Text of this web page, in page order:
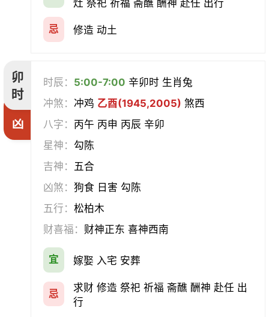
灶 祭祀 祈福 斋醮 酬神 赴任 出行
忌 修造 动土
卯
时
凶
时辰： 5:00-7:00 辛卯时 生肖兔
冲煞：冲鸡 乙酉(1945,2005) 煞西
八字： 丙午 丙申 丙辰 辛卯
星神： 勾陈
吉神： 五合
凶煞：狗食 日害 勾陈
五行：松柏木
财喜福： 财神正东 喜神西南
宜 嫁娶 入宅 安葬
忌
求财 修造 祭祀 祈福 斋醮 酬神 赴任 出
行